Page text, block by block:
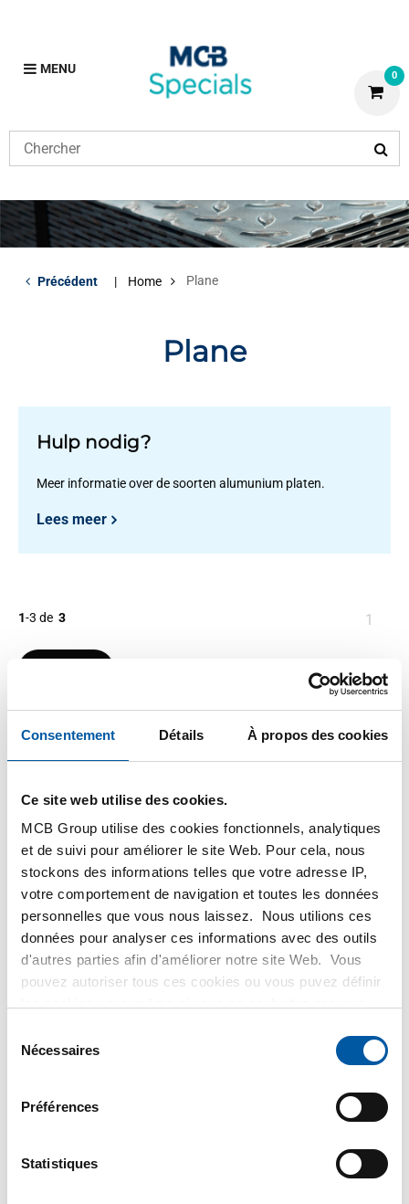
Consentement Détails À propos des cookies
Ce site web utilise des cookies.
MCB Group utilise des cookies fonctionnels, analytiques
et de suivi pour améliorer le site Web. Pour cela, nous
stockons des informations telles que votre adresse IP,
votre comportement de navigation et toutes les données
personnelles que vous nous laissez. Nous utilions ces
données pour analyser ces informations avec des outils
d'autres parties afin d'améliorer notre site Web. Vous
pouvez autoriser tous ces cookies ou vous puvez définir
plus d'informations sur les cookies que nous conservons
et les parties avec lesquelles nous travaillons dans notre
règlementici
Nécessaires
Préférences
Statistiques
MENU 0
Précédent Home Plane
Plane
Hulp nodig?
Meer informatie over de soorten alumunium platen.
Lees meer
1-3 de 3
Vous
la
page
1
Aluminium EN AW-6060
T66 plat
2810-0042
Selectionner la dimension
Aluminium EN AW-6060
T66 plat anodisé 15 Mu
2810-0642
Selectionner la dimension